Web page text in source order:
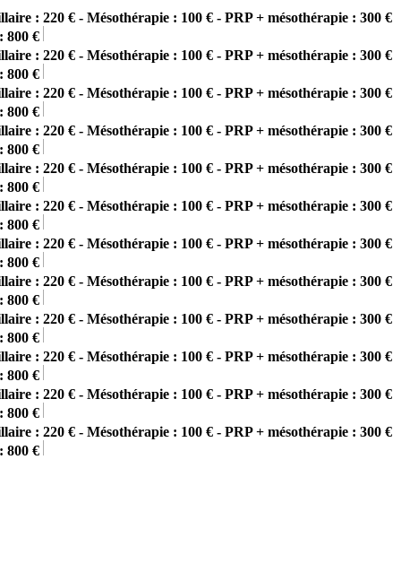
: 220 € - Mésothérapie : 100 € - PRP + mésothérapie : 300 €
800 €
: 220 € - Mésothérapie : 100 € - PRP + mésothérapie : 300 €
800 €
: 220 € - Mésothérapie : 100 € - PRP + mésothérapie : 300 €
800 €
: 220 € - Mésothérapie : 100 € - PRP + mésothérapie : 300 €
800 €
: 220 € - Mésothérapie : 100 € - PRP + mésothérapie : 300 €
800 €
: 220 € - Mésothérapie : 100 € - PRP + mésothérapie : 300 €
800 €
: 220 € - Mésothérapie : 100 € - PRP + mésothérapie : 300 €
800 €
: 220 € - Mésothérapie : 100 € - PRP + mésothérapie : 300 €
800 €
: 220 € - Mésothérapie : 100 € - PRP + mésothérapie : 300 €
800 €
: 220 € - Mésothérapie : 100 € - PRP + mésothérapie : 300 €
800 €
: 220 € - Mésothérapie : 100 € - PRP + mésothérapie : 300 €
800 €
: 220 € - Mésothérapie : 100 € - PRP + mésothérapie : 300 €
800 €